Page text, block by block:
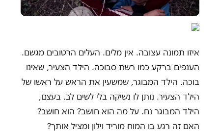
איזו תמונה עצובה. אין מלים. העלים הרטובים מגשם.
הענפים ברקע כמו רשת סבוכה. הילד הצעיר, שאינו
בוכה. הילד המבוגר, שמשעין את הראש על ראשו של
הילד הצעיר. נותן לו נשיקה בלי לשים לב. בעצם,
הילד המבוגר נח. על מה הוא חושב? הוא חושב?
האם זה רגע בו המוח מוריד וילון ומציל אותך?